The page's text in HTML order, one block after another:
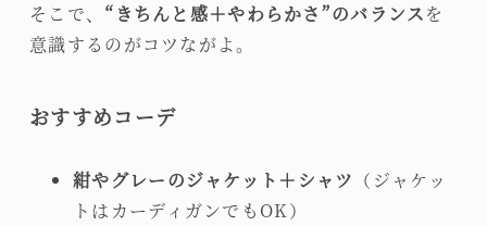
そこで、 “きちんと感＋やわらかさ”のバランスを
意識するのがコツながよ。
おすすめコーデ
紺やグレーのジャケット＋シャツ （ジャケッ
トはカーディガンでもOK）